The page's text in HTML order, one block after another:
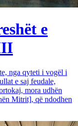
e
nga qyteti i vogël i
e saj feudale,
mora udhën
Mitrit], që ndodhen